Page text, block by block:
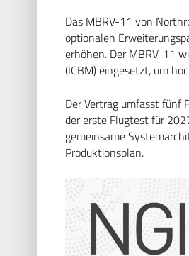
Das MBRV-11 von
optionalen
erhöhen. Der MBRV-11
(ICBM) eingesetzt, um
Der Vertrag umfasst fünf
der erste Flugtest für
gemeinsame
Produktionsplan.